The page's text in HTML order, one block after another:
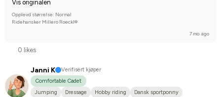
Vis originalen
Opplevd størrelse: Normal
Ridehansker Millero Roeckl®
7 mo. ago
0 likes
Janni K
Verifisert kjøper
Comfortable Cadet
Jumping
Dressage Hobby riding
Dansk sportponny